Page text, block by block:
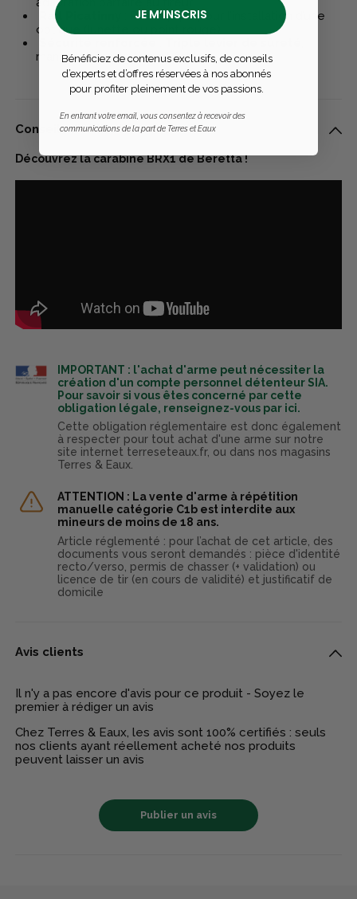
Rail Picatinny
: Pré-équipé pour l’installation d’une
optique (lunette ou point rouge)
manipulation intuitive et fiable
Conseils d’utilisation
Découvrez la carabine BRX1 de Beretta !
IMPORTANT : l'achat d'arme peut nécessiter la
création d'un compte personnel détenteur SIA.
Pour savoir si vous êtes concerné par cette
obligation légale, renseignez-vous par ici.
Cette obligation réglementaire est donc également
à respecter pour tout achat d'une arme sur notre
site internet terreseteaux.fr, ou dans nos magasins
Terres & Eaux.
ATTENTION : La vente d'arme à répétition
manuelle catégorie C1b est interdite aux
mineurs de moins de 18 ans.
Article réglementé : pour l’achat de cet article, des
documents vous seront demandés : pièce d'identité
recto/verso, permis de chasser (+ validation) ou
licence de tir (en cours de validité) et justificatif de
domicile
Avis clients
Il n'y a pas encore d'avis pour ce produit - Soyez le
premier à rédiger un avis
Chez Terres & Eaux, les avis sont 100% certifiés : seuls
nos clients ayant réellement acheté nos produits
peuvent laisser un avis
Publier un avis
JE M’INSCRIS
Bénéficiez de contenus exclusifs, de conseils
d’experts et d’offres réservées à nos abonnés
pour profiter pleinement de vos passions.
En entrant votre email, vous consentez à recevoir des
communications de la part de Terres et Eaux